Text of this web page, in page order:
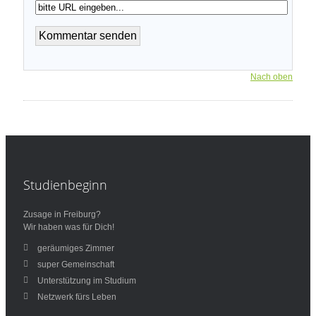
Nach oben
Studienbeginn
Zusage in Freiburg?
Wir haben was für Dich!
geräumiges Zimmer
super Gemeinschaft
Unterstützung im Studium
Netzwerk fürs Leben